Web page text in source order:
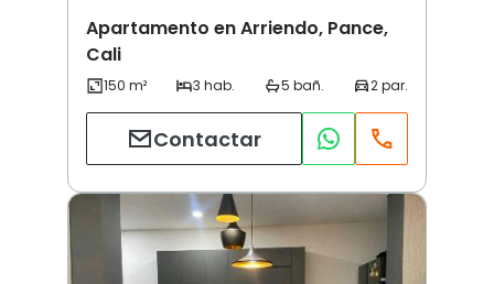
Apartamento en Arriendo, Pance,
Cali
Contactar